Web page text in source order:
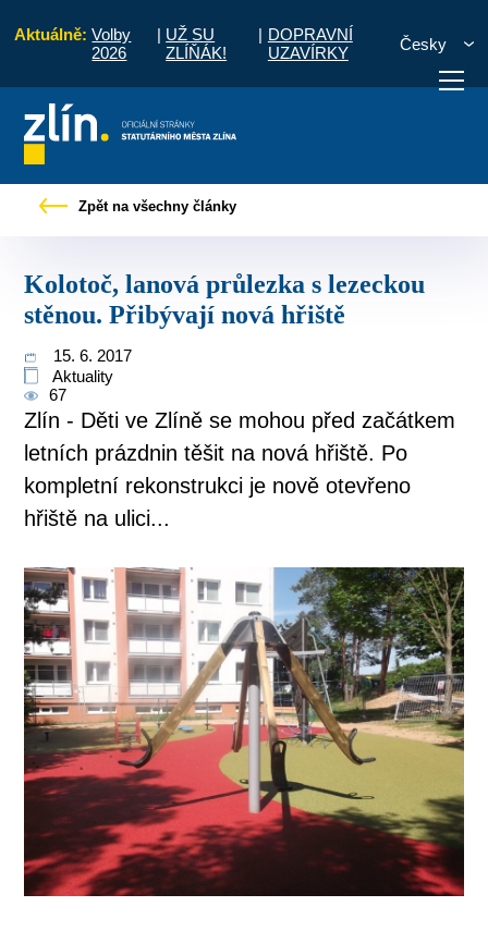
Aktuálně: Volby
2026
| UŽ SU
ZLÍŇÁK!
| DOPRAVNÍ
UZAVÍRKY
Česky
vyřídit Potřebuji zaplatit
Zpět na všechny články
Kolotoč, lanová průlezka s lezeckou
stěnou. Přibývají nová hřiště
15. 6. 2017
Aktuality
67
Zlín - Děti ve Zlíně se mohou před začátkem
letních prázdnin těšit na nová hřiště. Po
kompletní rekonstrukci je nově otevřeno
hřiště na ulici...